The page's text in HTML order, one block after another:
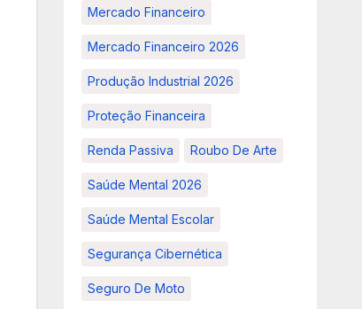
Mercado Financeiro
Mercado Financeiro 2026
Produção Industrial 2026
Proteção Financeira
Renda Passiva Roubo De Arte
Saúde Mental 2026
Saúde Mental Escolar
Segurança Cibernética
Seguro De Moto